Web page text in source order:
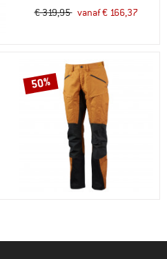
Oorspronkelijke prijs
€ 319,95 Prijs
vanaf € 166,37
50%